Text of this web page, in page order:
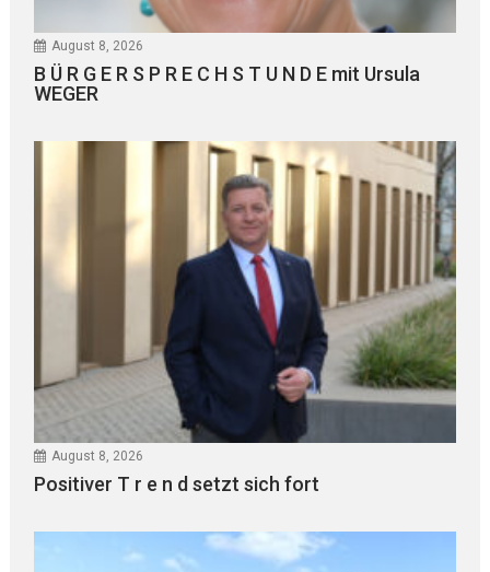
August 8, 2026
B Ü R G E R S P R E C H S T U N D E mit Ursula
WEGER
August 8, 2026
Positiver T r e n d setzt sich fort